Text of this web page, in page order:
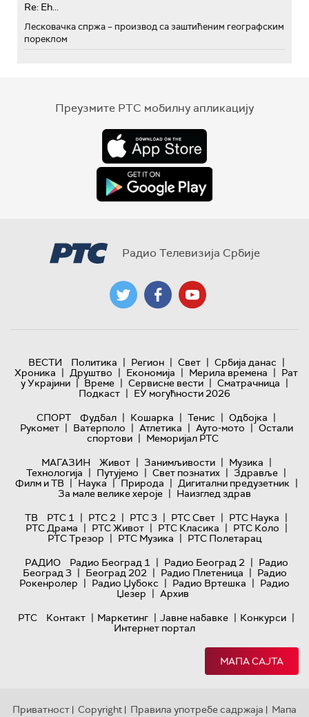
Re: Eh...
Лесковачка спржа – производ са заштићеним географским
пореклом
Преузмите РТС мобилну апликацију
Радио Телевизија Србије
ВЕСТИ Политика | Регион | Свет | Србија данас |
Хроника | Друштво | Економија | Мерила времена | Рат
у Украјини | Време | Сервисне вести | Сматрачница |
Подкаст | ЕУ могућности 2026
СПОРТ
Фудбал | Кошарка | Тенис | Одбојка |
Рукомет | Ватерполо | Атлетика | Ауто-мото | Остали
спортови | Меморијал РТС
МАГАЗИН
Живот | Занимљивости | Музика |
Технологијa | Путујемо | Свет познатих | Здравље |
Филм и ТВ | Наука | Природа | Дигитални предузетник |
За мале велике хероје | Наизглед здрав
ТВ
РТС 1 | РТС 2 | РТС 3 | РТС Свет | РТС Наука |
РТС Драма | РТС Живот | РТС Класика | РТС Коло |
РТС Трезор | РТС Музика | РТС Полетарац
РАДИО
Радио Београд 1 | Радио Београд 2 | Радио
Београд 3 | Београд 202 | Радио Плетеница | Радио
Рокенролер | Радио Џубокс | Радио Вртешка | Радио
Џезер | Архив
РТС
Контакт | Маркетинг | Јавне набавке | Конкурси |
Интернет портал
МАПА САЈТА
Приватност | Copyright | Правила употребе садржаја | Мапа